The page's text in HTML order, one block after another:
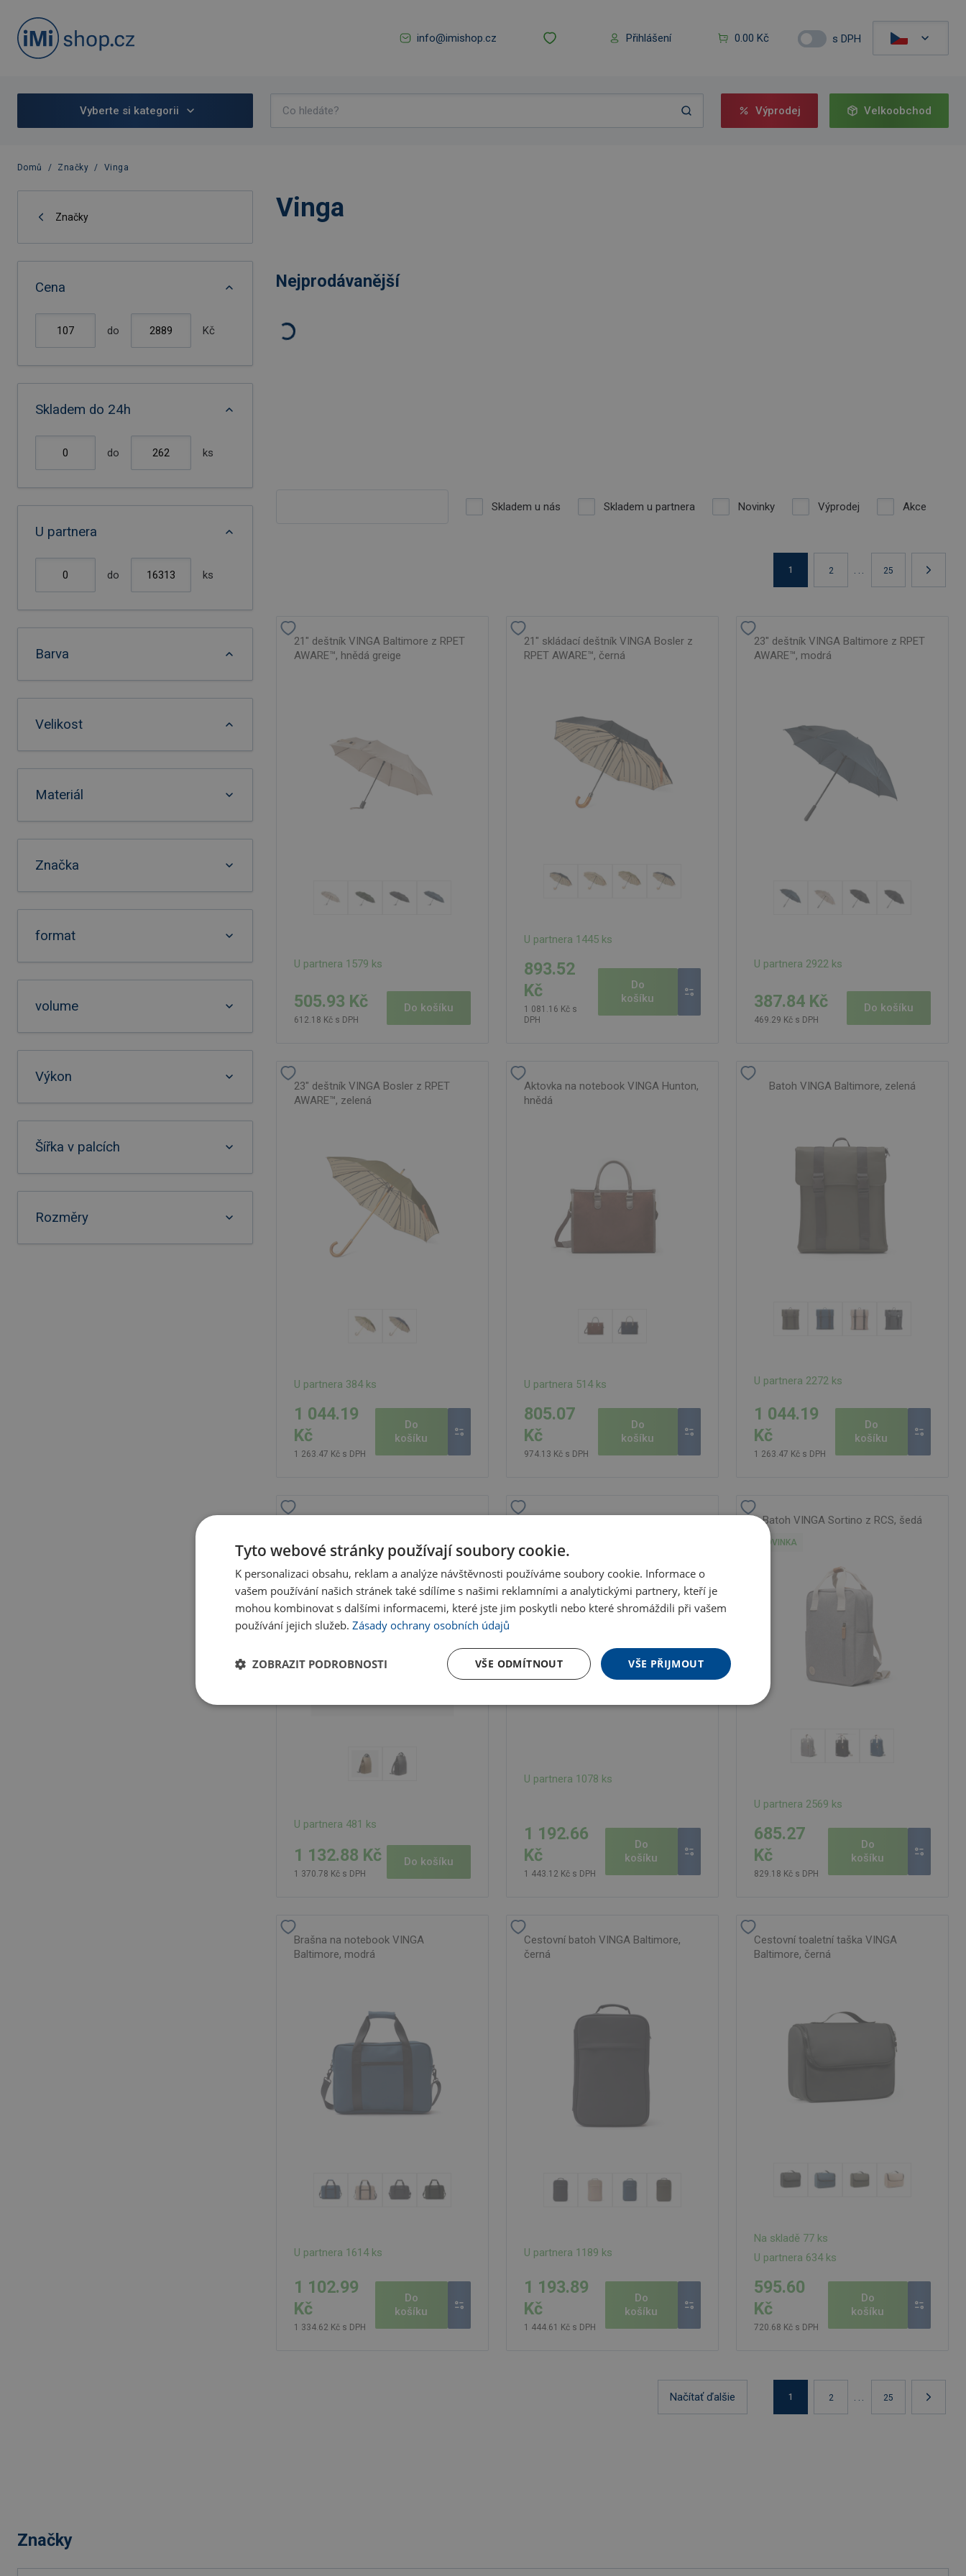
info@imishop.cz Přihlášení 0.00 Kč s DPH
Vyberte si kategorii Výprodej Velkoobchod
Domů / Značky / Vinga
Značky
Cena
do Kč
Skladem do 24h
do ks
U partnera
do ks
Barva
Velikost
Materiál
Značka
format
volume
Výkon
Šířka v palcích
Rozměry
Vinga
Nejprodávanější
Skladem u nás Skladem u partnera Novinky Výprodej Akce
1 2 25
21" deštník VINGA Baltimore z RPET
AWARE™, hnědá greige
U partnera 1579 ks
505.93 Kč
612.18 Kč s DPH
Do košíku
21" skládací deštník VINGA Bosler z
RPET AWARE™, černá
U partnera 1445 ks
893.52
Kč
1 081.16 Kč s
DPH
Do
košíku
23" deštník VINGA Baltimore z RPET
AWARE™, modrá
U partnera 2922 ks
387.84 Kč
469.29 Kč s DPH
Do košíku
23" deštník VINGA Bosler z RPET
AWARE™, zelená
U partnera 384 ks
1 044.19
Kč
1 263.47 Kč s DPH
Do
košíku
Aktovka na notebook VINGA Hunton,
hnědá
U partnera 514 ks
805.07
Kč
974.13 Kč s DPH
Do
košíku
Batoh VINGA Baltimore, zelená
U partnera 2272 ks
1 044.19
Kč
1 263.47 Kč s DPH
Do
košíku
U partnera 481 ks
1 132.88 Kč
1 370.78 Kč s DPH
Do košíku
U partnera 1078 ks
1 192.66
Kč
1 443.12 Kč s DPH
Do
košíku
Batoh VINGA Sortino z RCS, šedá
NOVINKA
U partnera 2569 ks
685.27
Kč
829.18 Kč s DPH
Do
košíku
Brašna na notebook VINGA
Baltimore, modrá
U partnera 1614 ks
1 102.99
Kč
1 334.62 Kč s DPH
Do
košíku
Cestovní batoh VINGA Baltimore,
černá
U partnera 1189 ks
1 193.89
Kč
1 444.61 Kč s DPH
Do
košíku
Cestovní toaletní taška VINGA
Baltimore, černá
Na skladě 77 ks
U partnera 634 ks
595.60
Kč
720.68 Kč s DPH
Do
košíku
Načítať ďalšie 1 2 25
Značky
Tyto webové stránky používají soubory cookie.
K personalizaci obsahu, reklam a analýze návštěvnosti používáme soubory cookie. Informace o
vašem používání našich stránek také sdílíme s našimi reklamními a analytickými partnery, kteří je
mohou kombinovat s dalšími informacemi, které jste jim poskytli nebo které shromáždili při vašem
používání jejich služeb. Zásady ochrany osobních údajů
VŠE PŘIJMOUT
VŠE ODMÍTNOUT
ZOBRAZIT PODROBNOSTI